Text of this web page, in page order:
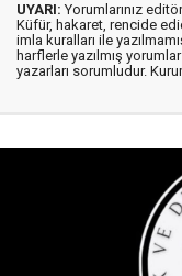
UYARI: Yorumlarınız
Küfür, hakaret, rencide
imla kuralları ile
harflerle yazılmış
yazarları sorumludur.